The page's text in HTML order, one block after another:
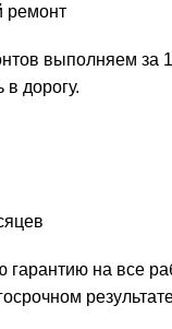
ремонт
выполняем за
в дорогу.
гарантию на все